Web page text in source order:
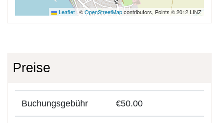
Leaflet |©OpenStreetMapcontributors, Points © 2012 LINZ
Preise
Buchungsgebühr €50.00